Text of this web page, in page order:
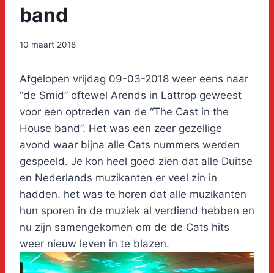
band
10 maart 2018
Afgelopen vrijdag 09-03-2018 weer eens naar
“de Smid” oftewel Arends in Lattrop geweest
voor een optreden van de “The Cast in the
House band”. Het was een zeer gezellige
avond waar bijna alle Cats nummers werden
gespeeld. Je kon heel goed zien dat alle Duitse
en Nederlands muzikanten er veel zin in
hadden. het was te horen dat alle muzikanten
hun sporen in de muziek al verdiend hebben en
nu zijn samengekomen om de de Cats hits
weer nieuw leven in te blazen.